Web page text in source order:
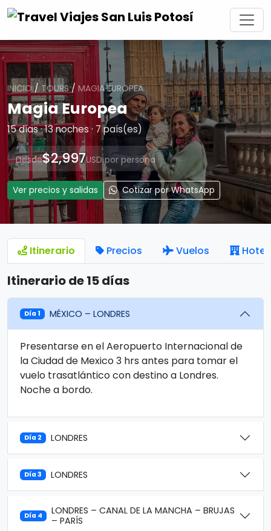
INICIO/TOURS/ MAGIA EUROPEA
Magia Europea
15 días · 13 noches · 7 país(es)
Desde$2,997USD por persona
Ver precios y salidas Cotizar por WhatsApp
Itinerario Precios Vuelos
Itinerario de 15 días
Día 1 MÉXICO – LONDRES
Presentarse en el Aeropuerto Internacional de
la Ciudad de Mexico 3 hrs antes para tomar el
vuelo trasatlántico con destino a Londres.
Noche a bordo.
Día 2 LONDRES
Día 3 LONDRES
Día 4
LONDRES – CANAL DE LA MANCHA – BRUJAS
– PARÍS